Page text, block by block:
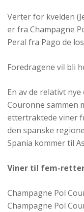
Verter for kvelden
er fra Champagne
Peral fra Pago de
Foredragene vil bli
En av de relativt
Couronne sammen
ettertraktede viner
den spanske
Spania kommer til
Viner til fem-
Champagne Pol
Champagne Pol